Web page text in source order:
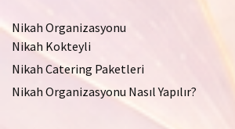
Nikah Organizasyonu
Nikah Kokteyli
Nikah Catering Paketleri
Nikah Organizasyonu Nasıl Yapılır?